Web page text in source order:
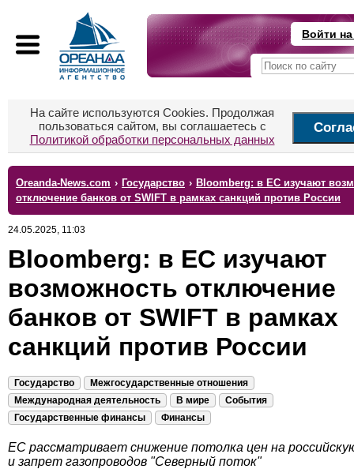
Войти
На сайте используются Cookies. Продолжая
пользоваться сайтом, вы соглашаетесь с
Политикой обработки персональных данных
Oreanda-News.com › Государство › Bloomberg: в ЕС изучают
отключение банков от SWIFT в рамках санкций против России
24.05.2025, 11:03
Bloomberg: в ЕС изучают
возможность отключение
банков от SWIFT в рамках
санкций против России
Государство
Межгосударственные отношения
Международная деятельность
В мире
События
Государственные финансы
Финансы
ЕС рассматривает снижение потолка цен на
и запрет газопроводов "Северный поток"